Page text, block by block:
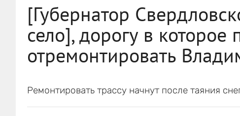
[Губернатор
село], дорогу в которое
отремонтировать
Ремонтировать трассу начнут после таяния